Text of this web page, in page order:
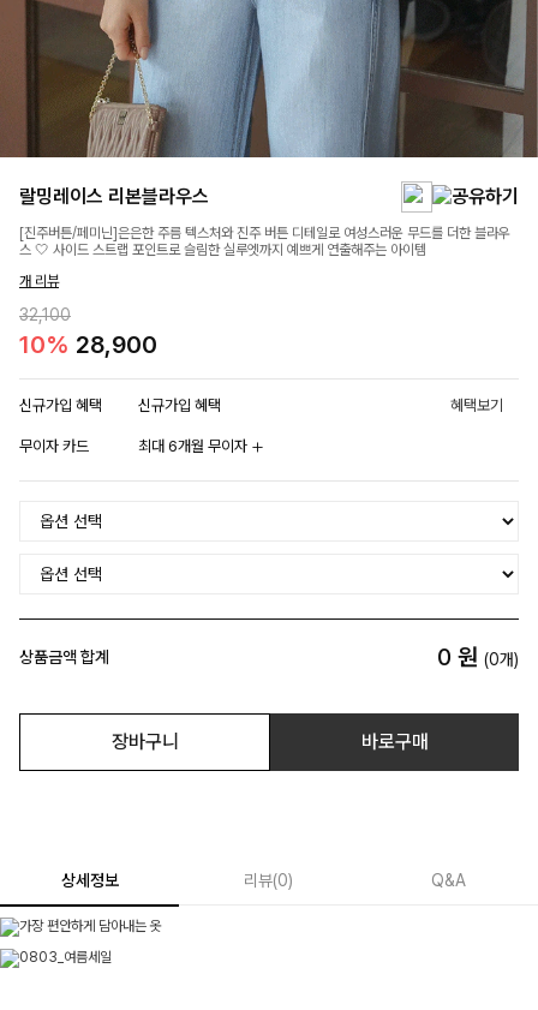
랄밍레이스 리본블라우스
[진주버튼/페미닌]은은한 주름 텍스처와 진주 버튼 디테일로 여성스러운 무드를 더한 블라우
스 🤍 사이드 스트랩 포인트로 슬림한 실루엣까지 예쁘게 연출해주는 아이템
개 리뷰
32,100
10% 28,900
신규가입 혜택 신규가입 혜택 혜택보기
무이자 카드 최대 6개월 무이자
상품금액 합계 0 원 (0개)
장바구니 바로구매
상세정보 리뷰(0) Q&A